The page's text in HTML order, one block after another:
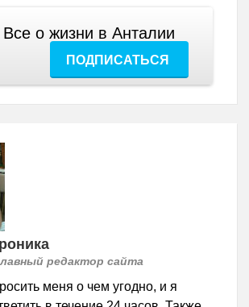
Все о жизни в Анталии
ПОДПИСАТЬСЯ
редактор сайта
меня о чем угодно, и я